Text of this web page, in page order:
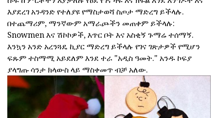
እያደረገ አንዳንድ የተለያዩ የማስታወሻ ስጦታ ማድረግ ይችላሉ.
በተጨማሪም, ማንኛውም አማራጮችን መጠቀም ይችላሉ:
Snowmen እና ሽኮኮዎች, እጥር ቦት እና አስቂኝ ጉማሬ ተሰማኝ.
እንኳን አንድ አረንጓዴ ኪያር ማድረግ ይችላሉ የገና ገጽታዎች የሚሆን
ፍጹም ተስማሚ አይደለም እንደ ተራ "አዲስ ዓመት." አንዱ ኮፍያ
ያላግጡ ሳንታ ክላውስ ላይ ማስቀመጥ ብቻ አለው.